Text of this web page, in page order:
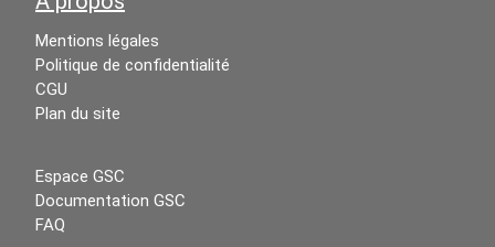
Mentions légales
Politique de confidentialité
CGU
Plan du site
Espace GSC
Documentation GSC
FAQ